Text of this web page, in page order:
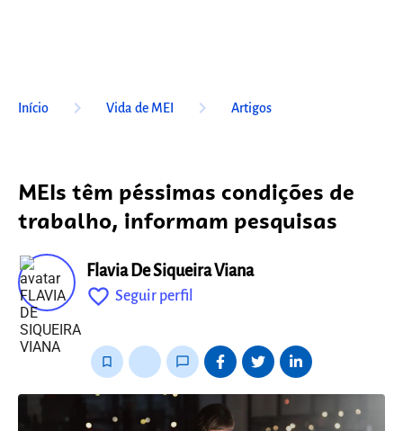
Início keyboard_arrow_right Vida de MEI keyboard_arrow_right Artigos
MEIs têm péssimas condições de
trabalho, informam pesquisas
Flavia De Siqueira Viana
favorite_outline Seguir perfil
fixo
bookmark_border chat_bubble_outline